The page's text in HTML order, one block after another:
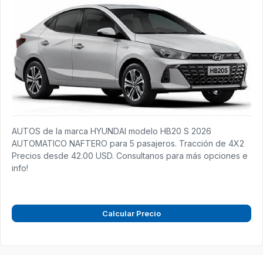
AUTOS de la marca HYUNDAI modelo HB20 S 2026
AUTOMATICO NAFTERO para 5 pasajeros. Tracción de 4X2
Precios desde 42.00 USD. Consultanos para más opciones e
info!
Calcular Precio